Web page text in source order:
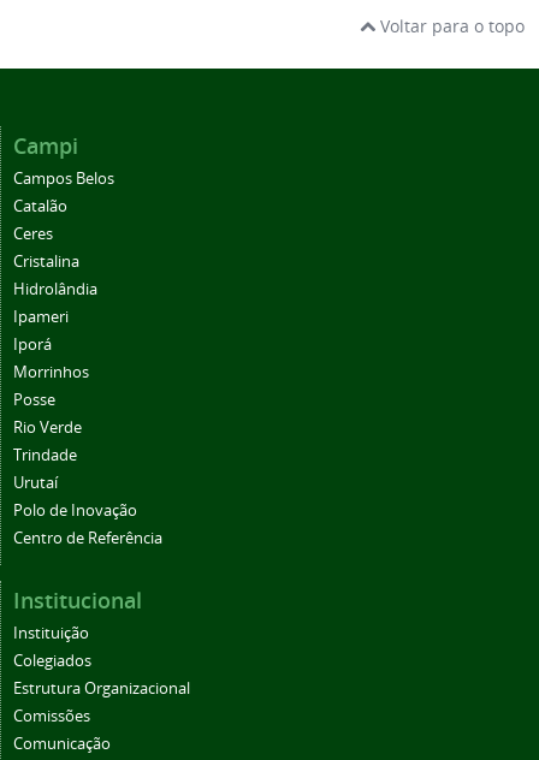
Voltar para o topo
Campi
Campos Belos
Catalão
Ceres
Cristalina
Hidrolândia
Ipameri
Iporá
Morrinhos
Posse
Rio Verde
Trindade
Urutaí
Polo de Inovação
Centro de Referência
Institucional
Instituição
Colegiados
Estrutura Organizacional
Comissões
Comunicação